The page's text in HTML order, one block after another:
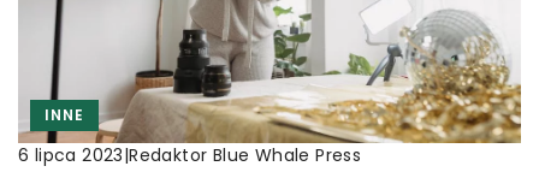
INNE
6 lipca 2023|Redaktor Blue Whale Press